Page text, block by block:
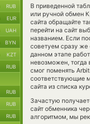
В приведенной
или ручной обмен
сайта обращайте
перейти на сайт
названием. Если
советуем сразу же
данном этапе
невозможен,
смог поменять
соответствующие
сайта из списка
Зачастую
сайт обменника
алгоритмом, мы
RUB
EUR
UAH
BYN
KZT
RUB
RUB
RUB
RUB